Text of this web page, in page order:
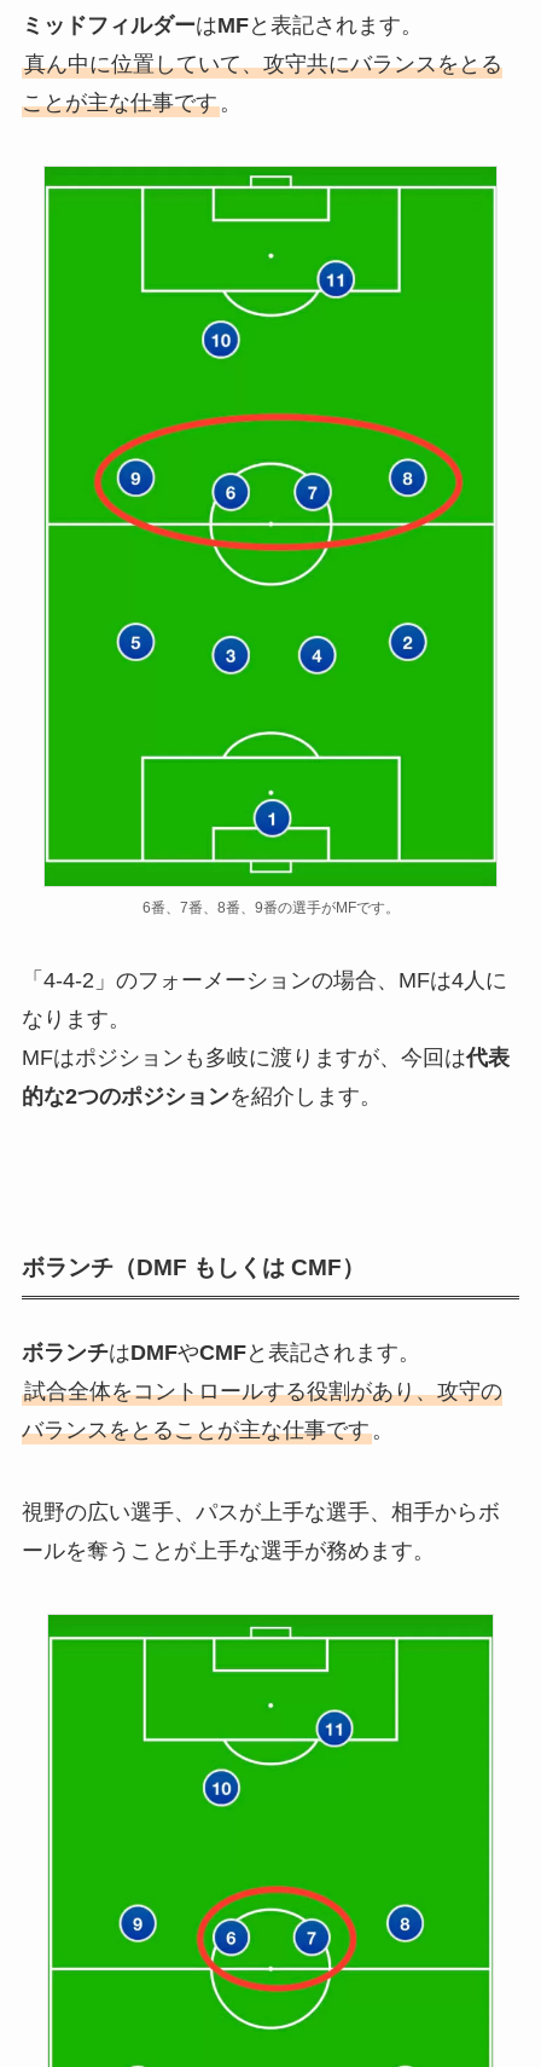
ミッドフィルダーはMFと表記されます。
真ん中に位置していて、攻守共にバランスをとる
ことが主な仕事です。
6番、7番、8番、9番の選手がMFです。
「4-4-2」のフォーメーションの場合、MFは4人に
なります。
MFはポジションも多岐に渡りますが、今回は代表
的な2つのポジションを紹介します。
ボランチ（DMF もしくは CMF）
ボランチはDMFやCMFと表記されます。
試合全体をコントロールする役割があり、攻守の
バランスをとることが主な仕事です。
視野の広い選手、パスが上手な選手、相手からボ
ールを奪うことが上手な選手が務めます。